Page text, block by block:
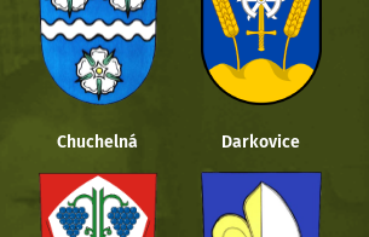
Chuchelná Darkovice